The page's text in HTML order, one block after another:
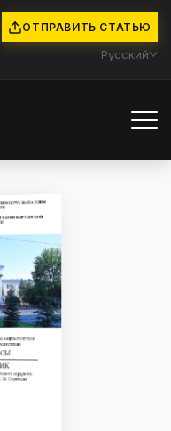
ОТПРАВИТЬ СТАТЬЮ
Русский